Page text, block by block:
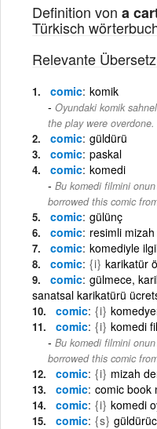
Definition von a
Türkisch
Relevante
comic komik
Oyundaki komik
the play were overdone.
comic güldürü
comic paskal
comic komedi
Bu komedi filmini onun
borrowed this comic
comic gülünç
comic resimli
comic komediyle
comic {i} karikatür
comic gülmece,
sanatsal karikatürü
comic {i}
comic {i} komedi
Bu komedi filmini onun
borrowed this comic
comic {i} mizah
comic comic book
comic {i} komedi
comic {s}